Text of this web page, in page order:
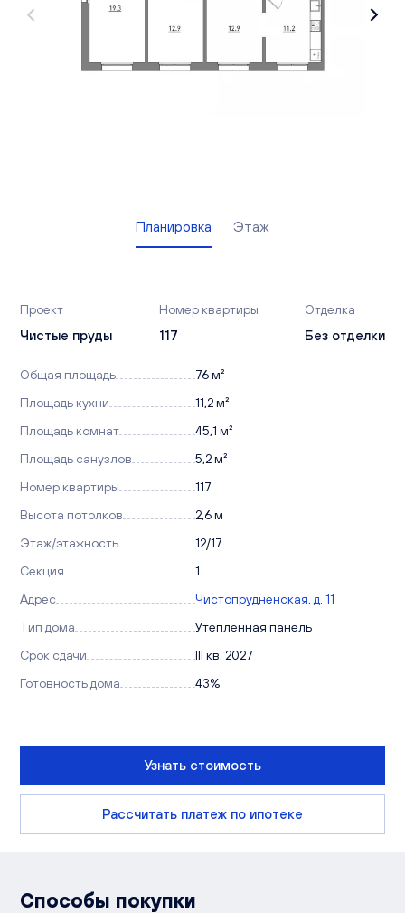
Вакансии
Офисы продаж
Планировка Этаж
Проект
Чистые пруды
Номер квартиры
117
Отделка
Без отделки
Общая площадь
76 м²
Площадь кухни
11,2 м²
Площадь комнат
45,1 м²
Площадь санузлов
5,2 м²
Номер квартиры
117
Высота потолков
2,6 м
Этаж/этажность
12/17
Секция
1
Адрес
Чистопрудненская, д. 11
Тип дома
Утепленная панель
Срок сдачи
III кв. 2027
Готовность дома
43%
Узнать стоимость
Рассчитать платеж по ипотеке
Способы покупки